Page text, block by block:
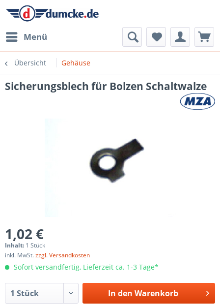
Menü
Übersicht Gehäuse
Sicherungsblech für Bolzen Schaltwalze
1,02 €
Inhalt: 1 Stück
inkl. MwSt.zzgl. Versandkosten
Sofort versandfertig, Lieferzeit ca. 1-3 Tage*
In den Warenkorb